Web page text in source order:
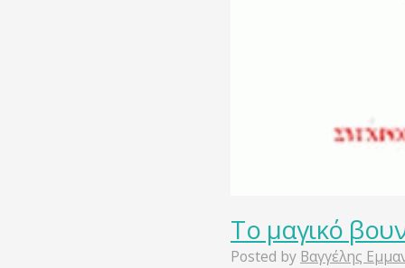
Το μαγικό
Posted by Βαγγέλης